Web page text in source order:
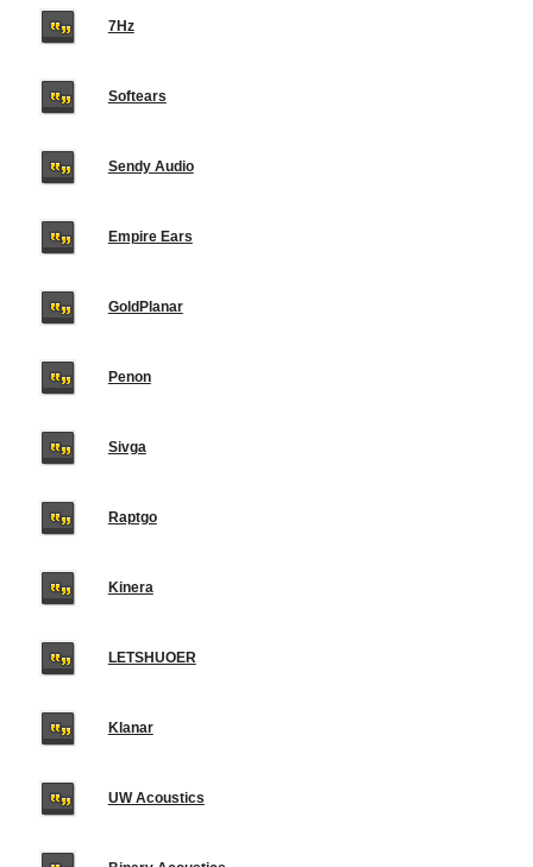
7Hz
Softears
Sendy Audio
Empire Ears
GoldPlanar
Penon
Sivga
Raptgo
Kinera
LETSHUOER
Klanar
UW Acoustics